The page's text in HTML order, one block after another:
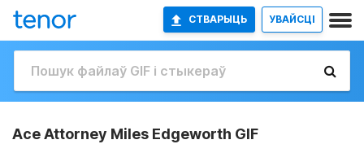
СТВАРЫЦЬ УВАЙСЦІ
Ace Attorney Miles Edgeworth GIF